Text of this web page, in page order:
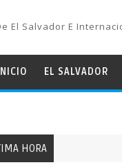
El Salvador E
INICIO EL SALVADOR
HORA